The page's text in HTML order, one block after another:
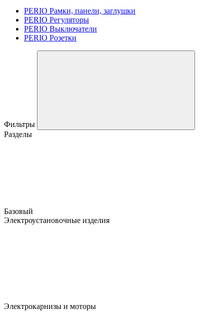
PERIO Рамки, панели, заглушки
PERIO Регуляторы
PERIO Выключатели
PERIO Розетки
Фильтры
Разделы
Базовый
Электроустановочные изделия
Электрокарнизы и моторы